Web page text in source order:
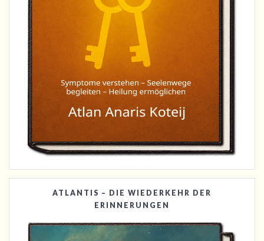
ATLANTIS – DIE WIEDERKEHR DER
ERINNERUNGEN